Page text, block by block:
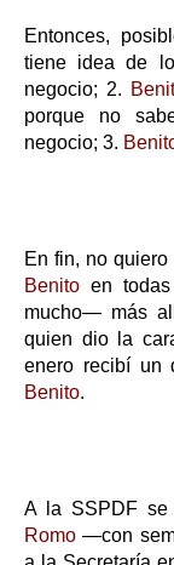
Entonces,
tiene idea de
negocio; 2.
porque no
negocio; 3.
En fin, no
Benito en
mucho— más
quien dio la
enero recibí un
Benito.
A la SSPDF
Romo—con